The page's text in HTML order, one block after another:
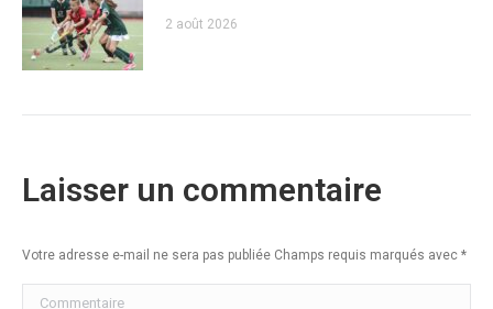
2 août 2026
Laisser un commentaire
Votre adresse e-mail ne sera pas publiée Champs requis marqués avec *
Commentaire